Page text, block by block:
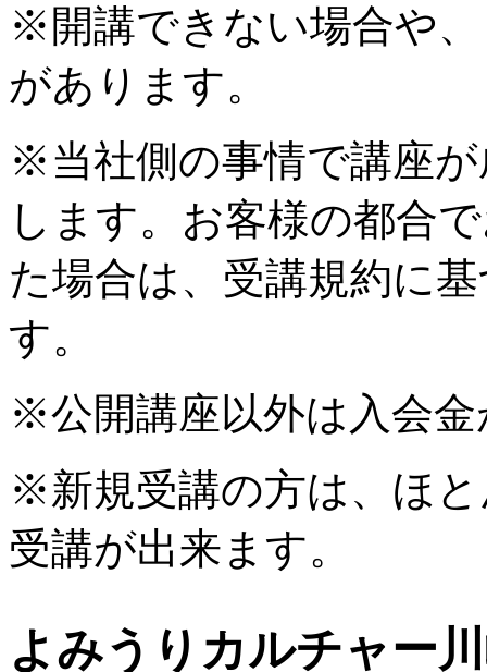
※開講できない場合や
があります。
※当社側の事情で講座
します。お客様の都合
た場合は、受講規約に
す。
※公開講座以外は入会
※新規受講の方は、ほ
受講が出来ます。
よみうりカルチャー